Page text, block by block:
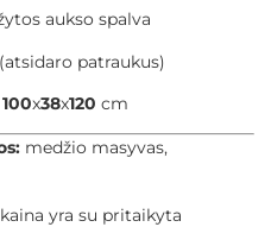
aukso spalva
patraukus)
100x38x120 cm
medžio masyvas,
yra su pritaikyta